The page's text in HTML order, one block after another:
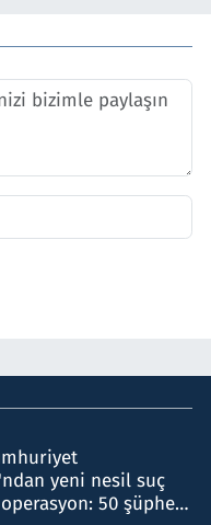
yeni nesil suç
50 şüpheli